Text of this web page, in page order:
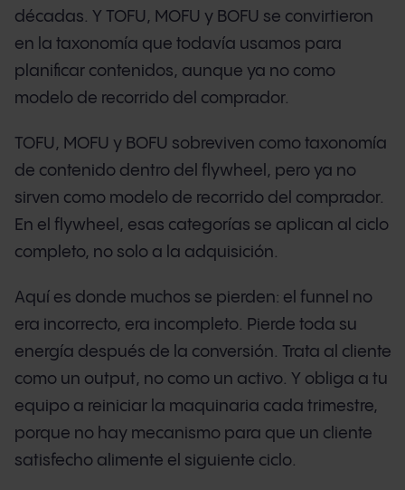
décadas. Y TOFU, MOFU y BOFU se convirtieron
en la taxonomía que todavía usamos para
planificar contenidos, aunque ya no como
modelo de recorrido del comprador.
TOFU, MOFU y BOFU sobreviven como taxonomía
de contenido dentro del flywheel, pero ya no
sirven como modelo de recorrido del comprador.
En el flywheel, esas categorías se aplican al ciclo
completo, no solo a la adquisición.
Aquí es donde muchos se pierden: el funnel no
era incorrecto, era incompleto. Pierde toda su
energía después de la conversión. Trata al cliente
como un output, no como un activo. Y obliga a tu
equipo a reiniciar la maquinaria cada trimestre,
porque no hay mecanismo para que un cliente
satisfecho alimente el siguiente ciclo.